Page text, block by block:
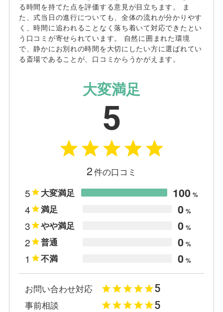
る時間を持てた点を評価する意見が目立ちます。 ま
た、式当日の進行についても、全体の流れが分かりやす
く、時間に追われることなく落ち着いて対応できたとい
う口コミが寄せられています。 自然に囲まれた環境
で、静かにお別れの時間を大切にしたい方に選ばれてい
る斎場であることが、口コミからうかがえます。
大変満足
5
2件の口コミ
5 大変満足 100 %
4 満足 0 %
3 やや満足 0 %
2 普通 0 %
1 不満 0 %
お問い合わせ対応 5
事前相談 5